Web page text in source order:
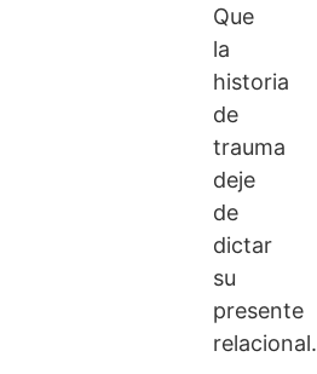
Que
la
historia
de
trauma
deje
de
dictar
su
presente
relacional.